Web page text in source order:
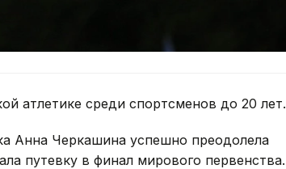
атлетике среди спортсменов до 20 лет.
Анна Черкашина успешно преодолела
путевку в финал мирового первенства.